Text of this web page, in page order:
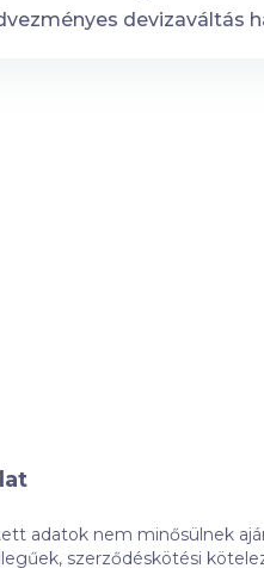
devizaváltás
adatok nem minősülnek
kötelezettséget nem jelentenek. Felhívjuk